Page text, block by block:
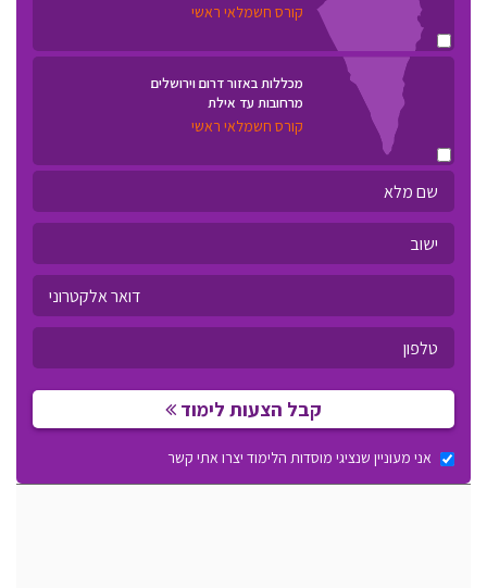
קורס חשמלאי ראשי
מכללות באזור דרום וירושלים
מרחובות עד אילת
קורס חשמלאי ראשי
קבל הצעות לימוד
אני מעוניין שנציגי מוסדות הלימוד יצרו אתי קשר